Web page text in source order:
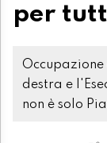
per
destra e
non è solo